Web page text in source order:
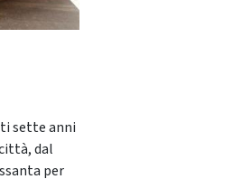
sette anni
dal
per